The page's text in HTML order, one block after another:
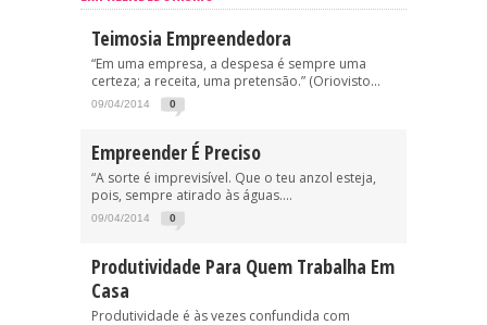
Teimosia Empreendedora
“Em uma empresa, a despesa é sempre uma
certeza; a receita, uma pretensão.” (Oriovisto...
09/04/2014 0
Empreender É Preciso
“A sorte é imprevisível. Que o teu anzol esteja,
pois, sempre atirado às águas....
09/04/2014 0
Produtividade Para Quem Trabalha Em
Casa
Produtividade é às vezes confundida com